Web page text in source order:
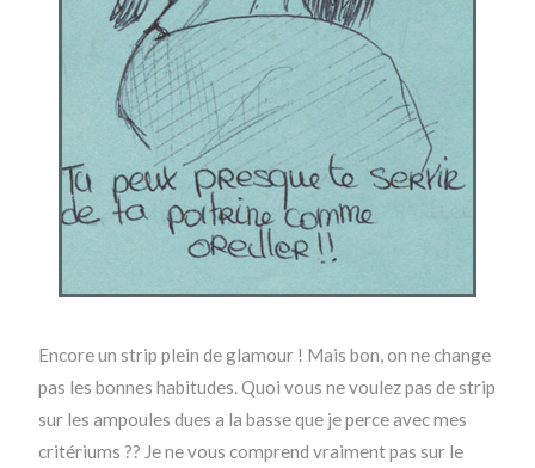
Encore un strip plein de glamour ! Mais bon, on ne change
pas les bonnes habitudes. Quoi vous ne voulez pas de strip
sur les ampoules dues a la basse que je perce avec mes
critériums ?? Je ne vous comprend vraiment pas sur le